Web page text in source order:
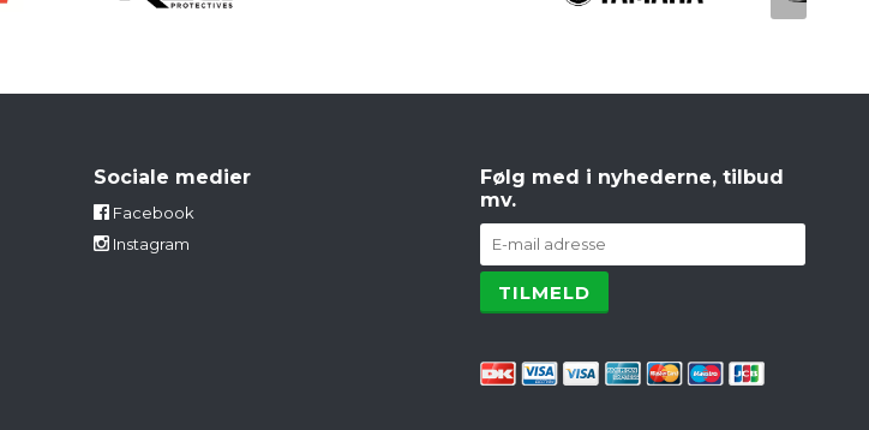
Sociale medier
Facebook
Instagram
Følg med i nyhederne, tilbud
mv.